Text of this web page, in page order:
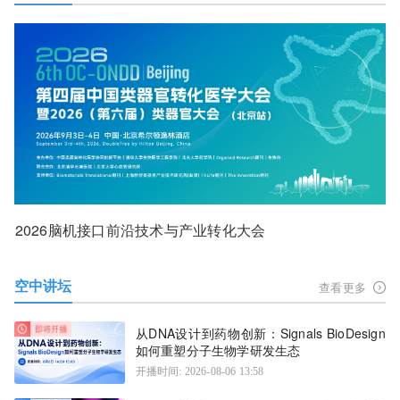
2026脑机接口前沿技术与产业转化大会
空中讲坛 查看更多
从DNA设计到药物创新：Signals BioDesign
如何重塑分子生物学研发生态
开播时间: 2026-08-06 13:58